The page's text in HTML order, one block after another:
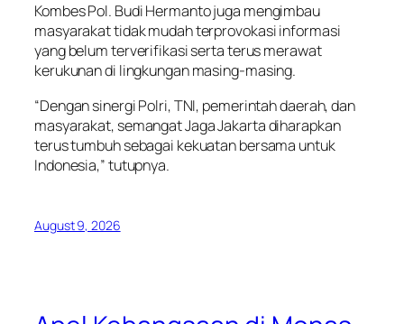
Kombes Pol. Budi Hermanto juga mengimbau
masyarakat tidak mudah terprovokasi informasi
yang belum terverifikasi serta terus merawat
kerukunan di lingkungan masing-masing.
“Dengan sinergi Polri, TNI, pemerintah daerah, dan
masyarakat, semangat Jaga Jakarta diharapkan
terus tumbuh sebagai kekuatan bersama untuk
Indonesia,” tutupnya.
August 9, 2026